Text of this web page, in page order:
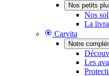
Nos petits
Nos
La
Carvita
Notre
Les